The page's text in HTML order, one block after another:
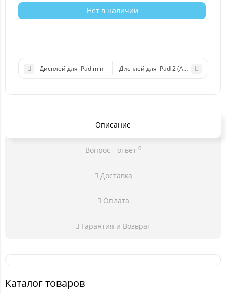
Нет в наличии
Дисплей для iPad mini Дисплей для iPad 2 (A1395/1396/
Описание
Вопрос - ответ 0
Доставка
Оплата
Гарантия и Возврат
Каталог товаров